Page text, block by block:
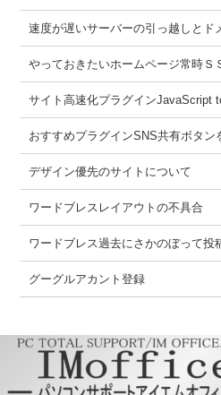
速度が遅いサーバーの引っ越しとド
やっておきたいホームページ常時Ｓ
サイト高速化プラグインJavaScript
おすすめプラグインSNS共有ボタン
デザイン優先のサイトについて
ワードブレスレイアウトの不具合
ワードブレス過去にさかのぼって投
グーグルアカント登録